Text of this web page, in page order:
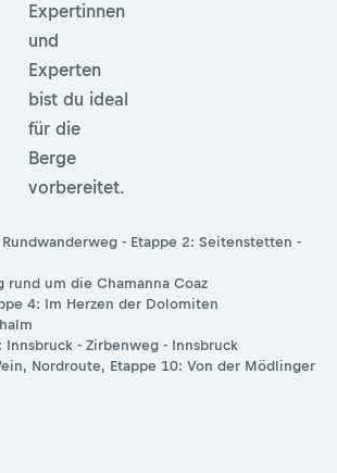
Expertinnen
und
Experten
bist du ideal
für die
Berge
vorbereitet.
- Etappe 2: Seitenstetten -
rund um die Chamanna Coaz
4: Im Herzen der Dolomiten
Innsbruck - Zirbenweg - Innsbruck
Nordroute, Etappe 10: Von der Mödlinger